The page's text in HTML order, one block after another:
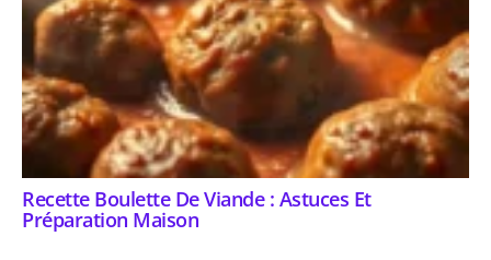
Recette Boulette De Viande : Astuces Et
Préparation Maison